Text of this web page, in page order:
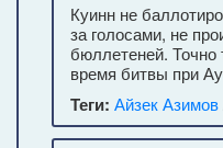
Куинн не
за голосами, не
бюллетеней. Точно
время битвы при
Теги: Айзек Азимов